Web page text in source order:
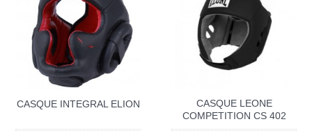
CASQUE INTEGRAL ELION
CASQUE LEONE
COMPETITION CS 402